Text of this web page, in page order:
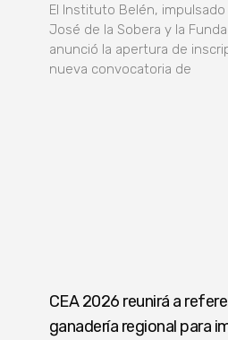
El Instituto Belén,
José de la Sobera y la
anunció la apertura de
nueva convocatoria de
CEA 2026 reunirá a
ganadería regional para